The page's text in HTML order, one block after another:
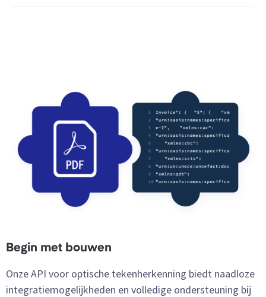
Begin met bouwen
Onze API voor optische tekenherkenning biedt naadloze
integratiemogelijkheden en volledige ondersteuning bij